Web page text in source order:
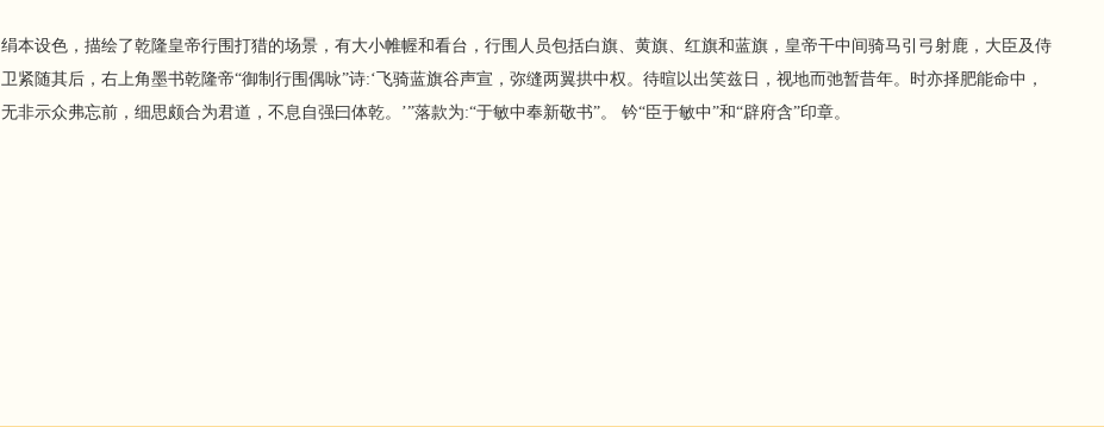
绢本设色，描绘了乾隆皇帝行围打猎的场景，有大小帷幄和看台，行围人员包括白旗、黄旗、红旗和蓝旗，皇帝干中间骑马引弓射鹿，大臣及侍
卫紧随其后，右上角墨书乾隆帝“御制行围偶咏”诗:‘飞骑蓝旗谷声宣，弥缝两翼拱中权。待暄以出笑兹日，视地而弛暂昔年。时亦择肥能命中，
无非示众弗忘前，细思颇合为君道，不息自强曰体乾。’”落款为:“于敏中奉新敬书”。 钤“臣于敏中”和“辟府含”印章。